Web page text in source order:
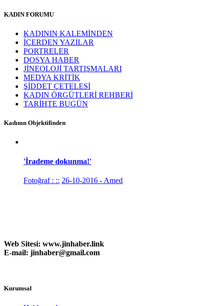
KADIN FORUMU
KADININ KALEMİNDEN
İÇERDEN YAZILAR
PORTRELER
DOSYA HABER
JİNEOLOJİ TARTIŞMALARI
MEDYA KRİTİK
ŞİDDET ÇETELESİ
KADIN ÖRGÜTLERİ REHBERİ
TARİHTE BUGÜN
Kadının Objektifinden
'İrademe dokunma!'
Fotoğraf : :: 26-10-2016 - Amed
Web Sitesi: www.jinhaber.link
E-mail: jinhaber@gmail.com
Kurumsal